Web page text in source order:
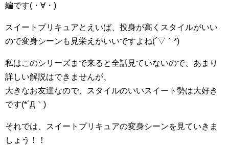
編です(・∀・)
スイートプリキュアとえいば、投身が高くスタイルがいい
ので変身シーンも見栄えがいいですよね(´▽｀*)
私はこのシリーズまで来ると全話見ていないので、あまり
詳しい解説はできませんが、
大きなお友達なので、スタイルのいいスイート勢は大好き
です(*´Д｀)
それでは、スイートプリキュアの変身シーンを見ていきま
しょう！！